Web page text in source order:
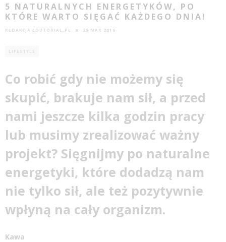
5 NATURALNYCH ENERGETYKÓW, PO
KTÓRE WARTO SIĘGAĆ KAŻDEGO DNIA!
REDAKCJA EDUTORIAL.PL 29 MAR 2016
LIFESTYLE
Co robić gdy nie możemy się
skupić, brakuje nam sił, a przed
nami jeszcze kilka godzin pracy
lub musimy zrealizować ważny
projekt? Sięgnijmy po naturalne
energetyki, które dodadzą nam
nie tylko sił, ale też pozytywnie
wpłyną na cały organizm.
Kawa